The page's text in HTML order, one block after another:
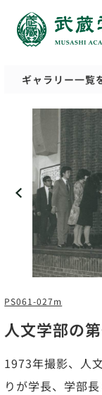
ギャラリー一覧
PS061-027m
人文学部の
1973年撮影、人
りが学長、学部